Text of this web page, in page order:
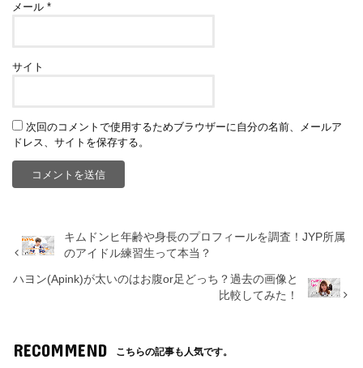
メール*
サイト
次回のコメントで使用するためブラウザーに自分の名前、メールア
ドレス、サイトを保存する。
キムドンヒ年齢や身長のプロフィールを調査！JYP所属
のアイドル練習生って本当？
ハヨン(Apink)が太いのはお腹or足どっち？過去の画像と
比較してみた！
RECOMMEND こちらの記事も人気です。